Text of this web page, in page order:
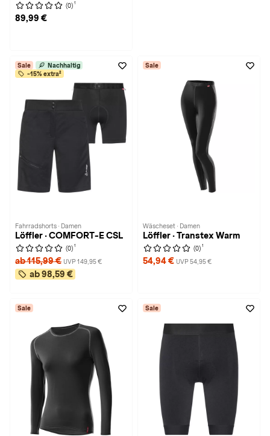
(0) 1
89,99 €
Sale
Nachhaltig
-15% extra²
Fahrradshorts · Damen
Löffler · COMFORT-E CSL
(0) 1
ab 115,99 € UVP 149,95 €
ab 98,59 €
Sale
Wäscheset · Damen
Löffler · Transtex Warm
(0) 1
54,94 € UVP 54,95 €
Sale Sale